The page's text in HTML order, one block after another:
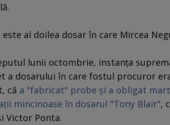
este al doilea dosar în care Mircea
lunii octombrie, instanţa
a dosarului în care fostul procuror
că a "fabricat" probe şi a obligat
mincinoase în dosarul "Tony Blair",
Victor Ponta.